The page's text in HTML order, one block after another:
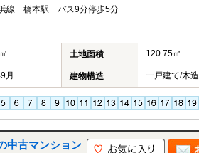
浜線 橋本駅 バス9分停歩5分
土地面積 120.75㎡
月 建物構造 一戸建て/木造
中古マンション